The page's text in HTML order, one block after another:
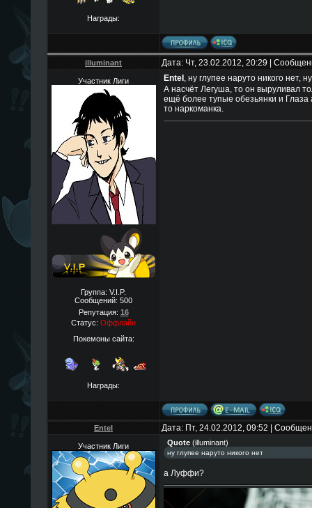
Награды:
illuminant Дата: Чт, 23.02.2012, 20:29 |
Участник Лиги
Группа: V.I.P.
Сообщений: 500
Репутация: 16
Статус: Оффлайн
Покемоны сайта:
Награды:
EnteI , ну глупее наруто никого нет,
А насчёт Легуша, то он выруливал
ещё более тупые обезьянки и
то наркоманка.
EnteI Дата: Пт, 24.02.2012, 09:52 |
Участник Лиги Quote(illuminant)
ну глупее наруто никого нет
а Луффи?